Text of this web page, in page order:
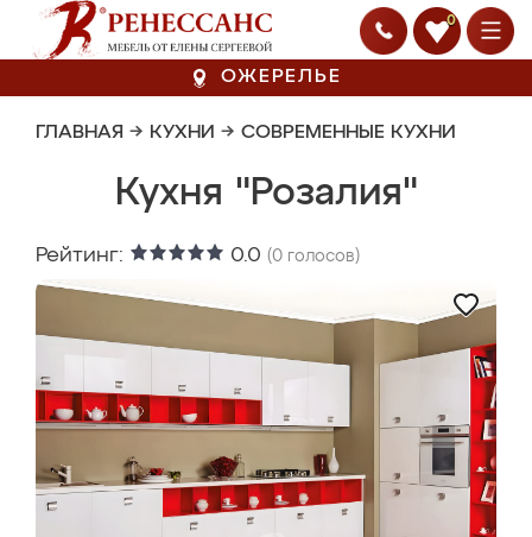
0
ОЖЕРЕЛЬЕ
ГЛАВНАЯ → КУХНИ → СОВРЕМЕННЫЕ КУХНИ
Кухня "Розалия"
Рейтинг: 0.0 (0 голосов)